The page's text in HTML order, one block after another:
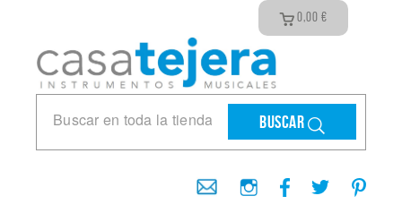
0,00 €
Buscar